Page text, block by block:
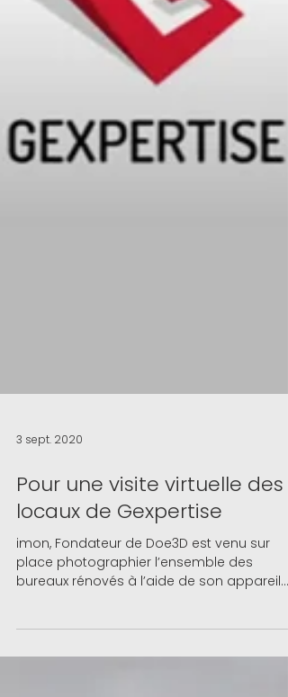
3 sept. 2020
Pour une visite virtuelle des
locaux de Gexpertise
imon, Fondateur de Doe3D est venu sur